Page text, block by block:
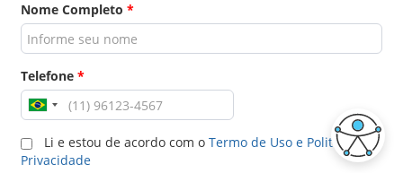
Nome Completo *
Telefone *
Li e estou de acordo com o Termo de Uso e Politica de
Privacidade